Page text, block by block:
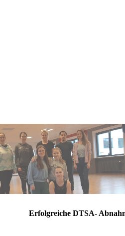
Erfolgreiche DTSA-